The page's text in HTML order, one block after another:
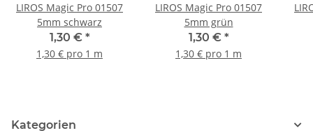
LIROS Magic Pro 01507
5mm schwarz
1,30 € *
1,30 € pro 1 m
LIROS Magic Pro 01507
5mm grün
1,30 € *
1,30 € pro 1 m
Kategorien